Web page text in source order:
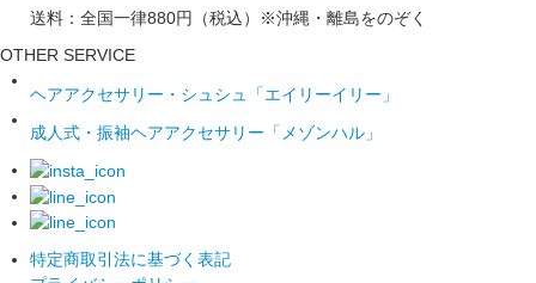
送料：全国一律880円（税込）※沖縄・離島をのぞく
OTHER SERVICE
ヘアアクセサリー・シュシュ「エイリーイリー」
成人式・振袖ヘアアクセサリー「メゾンハル」
特定商取引法に基づく表記